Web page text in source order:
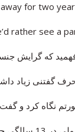
for two
rather see a